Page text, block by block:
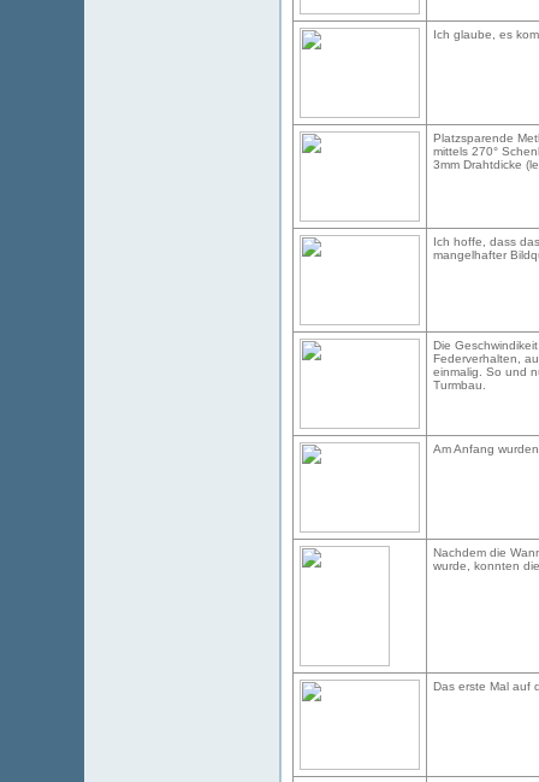
Ich glaube, es
Platzsparende
mittels 270°
3mm Drahtdicke
Ich hoffe, dass
mangelhafter
Die
Federverhalten,
einmalig. So und
Turmbau.
Am Anfang
Nachdem die
wurde, konnten
Das erste Mal auf